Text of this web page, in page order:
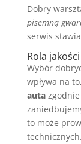
Dobry
pisemną
serwis
Rola
Wybór
wpływa na to,
autazgodnie
to może
technicznych.